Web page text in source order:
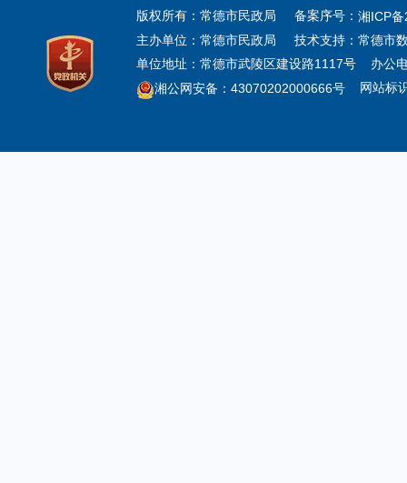
版权所有：常德市民政局 备案序号： 湘ICP
主办单位：常德市民政局 技术支持：常德市
单位地址：常德市武陵区建设路1117号 办公
湘公网安备：43070202000666号 网站标